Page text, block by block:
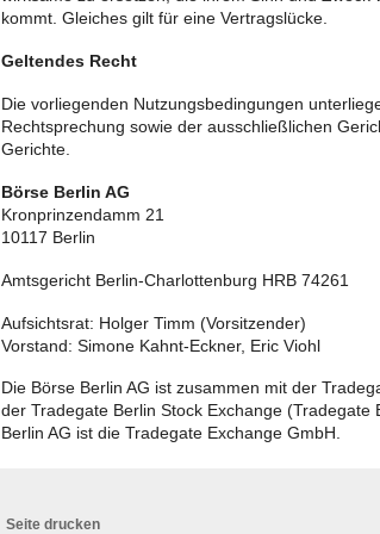
kommt. Gleiches gilt für eine Vertragslücke.
Geltendes Recht
Die vorliegenden Nutzungsbedingungen
Rechtsprechung sowie der ausschließlichen
Gerichte.
Börse Berlin AG
Kronprinzendamm 21
10117 Berlin
Amtsgericht Berlin-Charlottenburg HRB 74261
Aufsichtsrat: Holger Timm (Vorsitzender)
Vorstand: Simone Kahnt-Eckner, Eric Viohl
Die Börse Berlin AG ist zusammen mit der
der Tradegate Berlin Stock Exchange (Tradegate
Berlin AG ist die Tradegate Exchange GmbH.
Seite drucken